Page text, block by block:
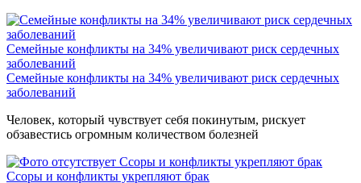
Семейные конфликты на 34% увеличивают риск сердечных
заболеваний
Семейные конфликты на 34% увеличивают риск сердечных
заболеваний
Человек, который чувствует себя покинутым, рискует
обзавестись огромным количеством болезней
Ссоры и конфликты укрепляют брак
Ссоры и конфликты укрепляют брак